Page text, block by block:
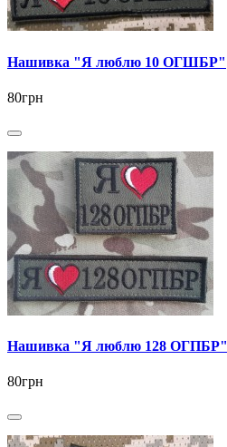
Нашивка "Я люблю 10 ОГШБР"
80грн
Нашивка "Я люблю 128 ОГПБР"
80грн